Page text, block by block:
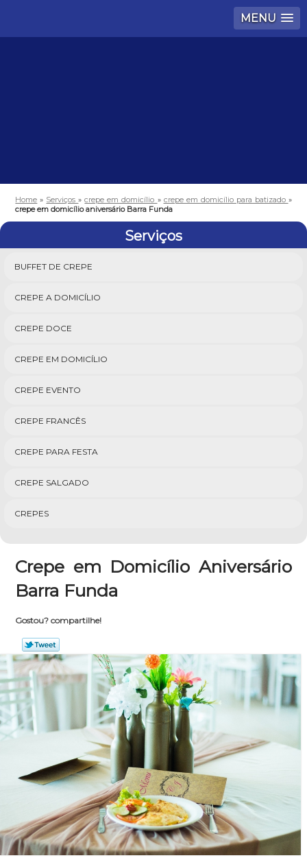
MENU
Home » Serviços»crepe em domicílio » crepe em domicílio para batizado »
crepe em domicílio aniversário Barra Funda
Serviços
BUFFET DE CREPE
CREPE A DOMICÍLIO
CREPE DOCE
CREPE EM DOMICÍLIO
CREPE EVENTO
CREPE FRANCÊS
CREPE PARA FESTA
CREPE SALGADO
CREPES
Crepe em Domicílio Aniversário
Barra Funda
Gostou? compartilhe!